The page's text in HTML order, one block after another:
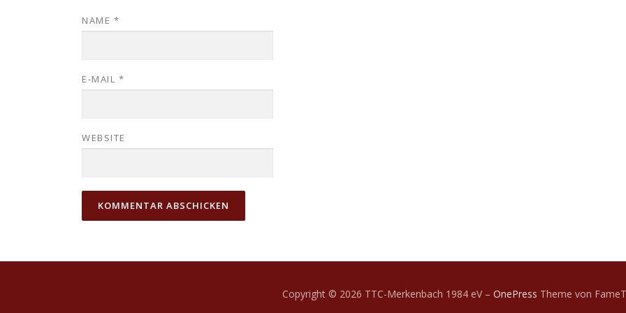
NAME *
E-MAIL *
WEBSITE
Copyright © 2026 TTC-Merkenbach 1984 eV – OnePress Theme von